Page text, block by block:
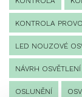
KONTROLA
LED NOUZOVÉ
NÁVRH OSVĚTLENÍ
OSLUNĚNÍ